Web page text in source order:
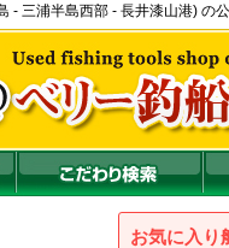
- 三浦半島西部 - 長井漆山港) の
お気に入り